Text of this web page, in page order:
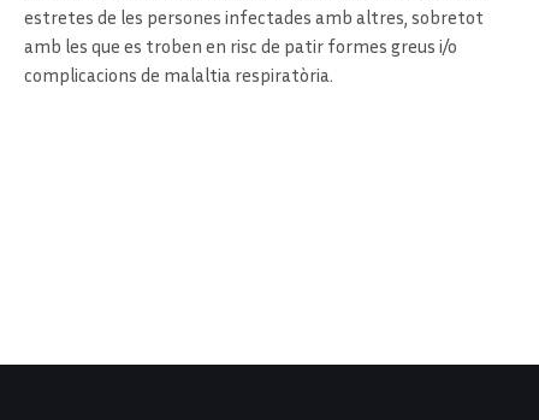
estretes de les persones infectades amb altres, sobretot
amb les que es troben en risc de patir formes greus i/o
complicacions de malaltia respiratòria.